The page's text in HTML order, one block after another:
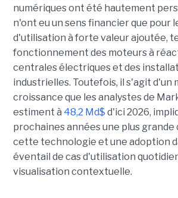
numériques ont été hautement
n'ont eu un sens financier que pour
d'utilisation à forte valeur ajoutée,
fonctionnement des moteurs à
centrales électriques et des
industrielles. Toutefois, il s'agit d'un
croissance que les analystes de
estiment à 48,2 Md$ d'ici 2026,
prochaines années une plus
cette technologie et une adoption
éventail de cas d'utilisation
visualisation contextuelle.